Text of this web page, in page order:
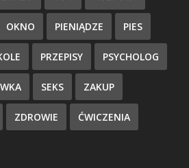
OKNO PIENIĄDZE PIES
PRZEPISY PSYCHOLOG
SEKS ZAKUP
ZDROWIE ĆWICZENIA